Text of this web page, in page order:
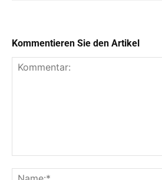
Kommentieren Sie den Artikel